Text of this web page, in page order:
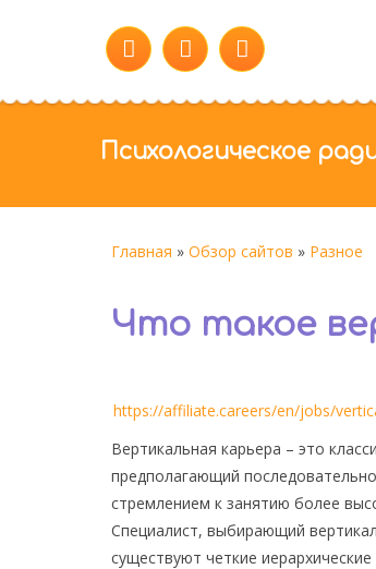
Психологическое
Главная » Обзор сайтов » Разное
Что такое
https://affiliate.careers/en/jobs/
Вертикальная карьера – это
предполагающий
стремлением к занятию более
Специалист, выбирающий
существуют четкие иерархические